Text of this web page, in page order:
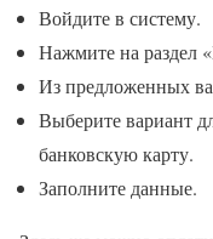
Войдите в систему.
Нажмите на раздел
Из предложенных
Выберите вариант
банковскую карту.
Заполните данные.